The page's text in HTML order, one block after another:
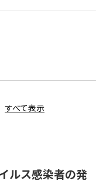
すべて表示
ルス感染者の発